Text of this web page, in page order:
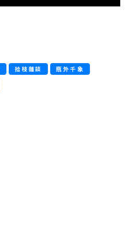
拾枝雜談
瓶外千象